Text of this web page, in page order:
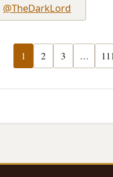
@TheDarkLord
1 2 3 …